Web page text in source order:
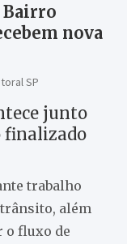
Bairro
nova
SP
junto
finalizado
trabalho
além
o fluxo de